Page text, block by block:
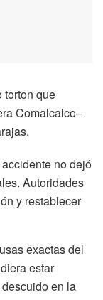
torton que
Comalcalco–
no dejó
Autoridades
y restablecer
exactas del
estar
en la